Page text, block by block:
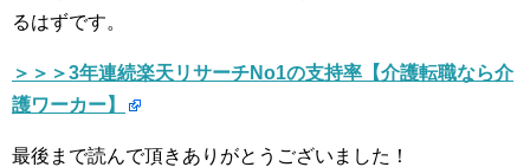
るはずです。
＞＞＞3年連続楽天リサーチNo1の支持率【介護転職なら介
護ワーカー】
最後まで読んで頂きありがとうございました！